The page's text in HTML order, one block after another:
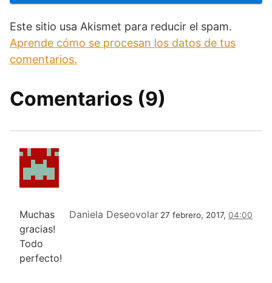
Este sitio usa Akismet para reducir el spam.
Aprende cómo se procesan los datos de tus
comentarios.
Comentarios (9)
Daniela Deseovolar 27 febrero, 2017, 04:00
Muchas
gracias!
Todo
perfecto!